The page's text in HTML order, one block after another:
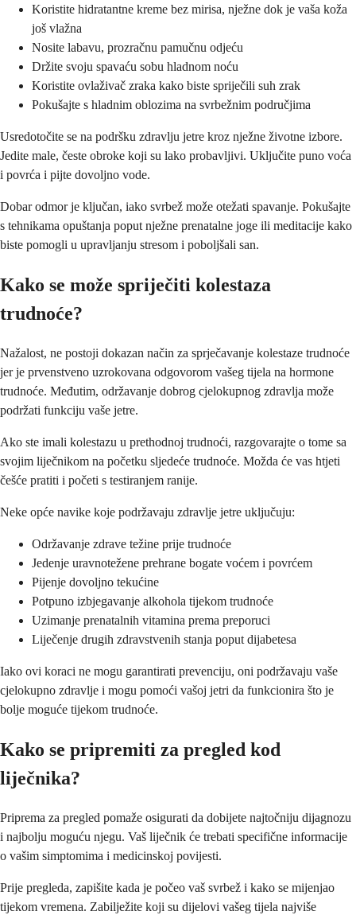
Koristite hidratantne kreme bez mirisa, nježne dok je vaša koža
još vlažna
Nosite labavu, prozračnu pamučnu odjeću
Držite svoju spavaću sobu hladnom noću
Koristite ovlaživač zraka kako biste spriječili suh zrak
Pokušajte s hladnim oblozima na svrbežnim područjima
Usredotočite se na podršku zdravlju jetre kroz nježne životne izbore.
Jedite male, česte obroke koji su lako probavljivi. Uključite puno voća
i povrća i pijte dovoljno vode.
Dobar odmor je ključan, iako svrbež može otežati spavanje. Pokušajte
s tehnikama opuštanja poput nježne prenatalne joge ili meditacije kako
biste pomogli u upravljanju stresom i poboljšali san.
Kako se može spriječiti kolestaza
trudnoće?
Nažalost, ne postoji dokazan način za sprječavanje kolestaze trudnoće
jer je prvenstveno uzrokovana odgovorom vašeg tijela na hormone
trudnoće. Međutim, održavanje dobrog cjelokupnog zdravlja može
podržati funkciju vaše jetre.
Ako ste imali kolestazu u prethodnoj trudnoći, razgovarajte o tome sa
svojim liječnikom na početku sljedeće trudnoće. Možda će vas htjeti
češće pratiti i početi s testiranjem ranije.
Neke opće navike koje podržavaju zdravlje jetre uključuju:
Održavanje zdrave težine prije trudnoće
Jedenje uravnotežene prehrane bogate voćem i povrćem
Pijenje dovoljno tekućine
Potpuno izbjegavanje alkohola tijekom trudnoće
Uzimanje prenatalnih vitamina prema preporuci
Liječenje drugih zdravstvenih stanja poput dijabetesa
Iako ovi koraci ne mogu garantirati prevenciju, oni podržavaju vaše
cjelokupno zdravlje i mogu pomoći vašoj jetri da funkcionira što je
bolje moguće tijekom trudnoće.
Kako se pripremiti za pregled kod
liječnika?
Priprema za pregled pomaže osigurati da dobijete najtočniju dijagnozu
i najbolju moguću njegu. Vaš liječnik će trebati specifične informacije
o vašim simptomima i medicinskoj povijesti.
Prije pregleda, zapišite kada je počeo vaš svrbež i kako se mijenjao
tijekom vremena. Zabilježite koji su dijelovi vašeg tijela najviše